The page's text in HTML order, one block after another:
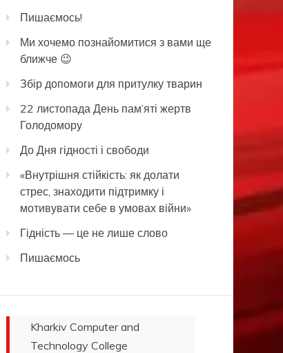
Пишаємось!
Ми хочемо познайомитися з вами ще
ближче 😉
Збір допомоги для притулку тварин
22 листопада День пам’яті жертв
Голодомору
До Дня гідності і свободи
«Внутрішня стійкість: як долати
стрес, знаходити підтримку і
мотивувати себе в умовах війни»
Гідність — це не лише слово
Пишаємось
Kharkiv Computer and
Technology College